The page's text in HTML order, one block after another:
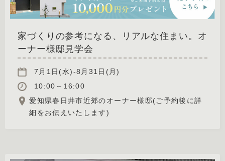
家づくりの参考になる、リアルな住まい。オ
ーナー様邸見学会
7月1日(水)-8月31日(月)
10:00～16:00
愛知県春日井市近郊のオーナー様邸(ご予約後に詳
細をお伝えいたします)